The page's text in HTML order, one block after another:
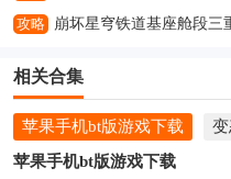
攻略
相关合集
苹果手机bt版游戏下载
苹果手机bt版游戏下载